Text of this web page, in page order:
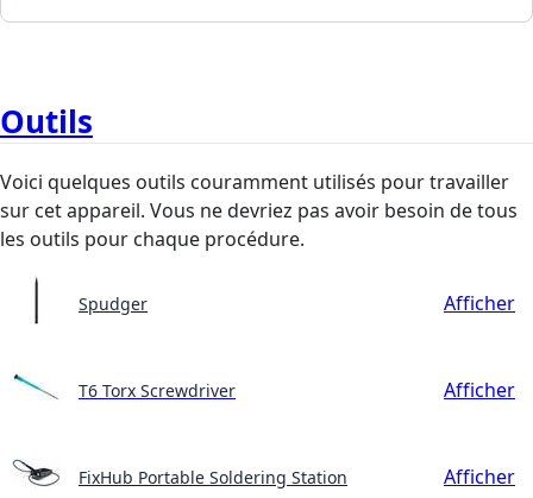
Outils
Voici quelques outils couramment utilisés pour travailler
sur cet appareil. Vous ne devriez pas avoir besoin de tous
les outils pour chaque procédure.
Spudger Afficher
T6 Torx Screwdriver Afficher
FixHub Portable Soldering Station Afficher